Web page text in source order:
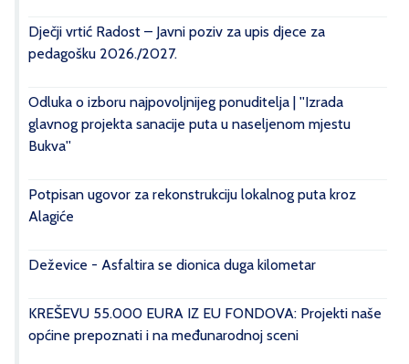
Dječji vrtić Radost – Javni poziv za upis djece za
pedagošku 2026./2027.
Odluka o izboru najpovoljnijeg ponuditelja | ''Izrada
glavnog projekta sanacije puta u naseljenom mjestu
Bukva''
Potpisan ugovor za rekonstrukciju lokalnog puta kroz
Alagiće
Deževice - Asfaltira se dionica duga kilometar
KREŠEVU 55.000 EURA IZ EU FONDOVA: Projekti naše
općine prepoznati i na međunarodnoj sceni